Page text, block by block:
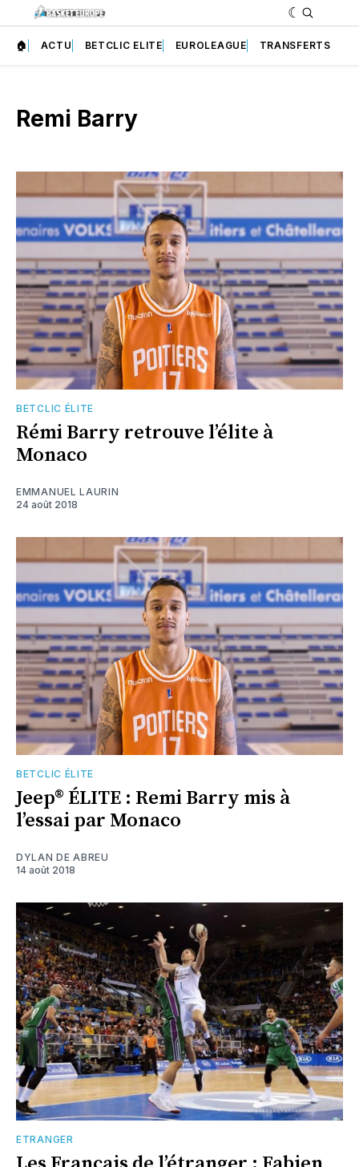
🏠 ACTU BETCLIC ELITE EUROLEAGUE TRANSFERTS
Remi Barry
BETCLIC ÉLITE
Rémi Barry retrouve l’élite à
Monaco
EMMANUEL LAURIN
24 août 2018
BETCLIC ÉLITE
Jeep® ÉLITE : Remi Barry mis à
l’essai par Monaco
DYLAN DE ABREU
14 août 2018
ETRANGER